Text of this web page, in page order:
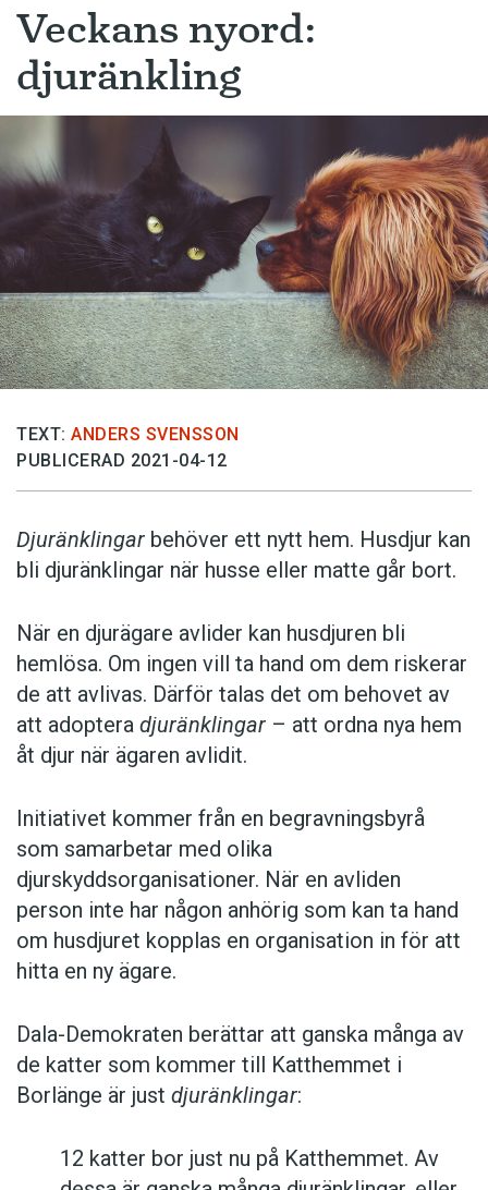
Veckans nyord:
djuränkling
TEXT: ANDERS SVENSSON
PUBLICERAD 2021-04-12
Djuränklingar behöver ett nytt hem. Husdjur kan
bli djuränklingar när husse eller matte går bort.
När en djurägare avlider kan husdjuren bli
hemlösa. Om ingen vill ta hand om dem riskerar
de att avlivas. Därför talas det om behovet av
att adoptera djuränklingar – att ordna nya hem
åt djur när ägaren avlidit.
Initiativet kommer från en begravningsbyrå
som samarbetar med olika
djurskyddsorganisationer. När en avliden
person inte har någon anhörig som kan ta hand
om husdjuret kopplas en organisation in för att
hitta en ny ägare.
Dala-Demokraten berättar att ganska många av
de katter som kommer till Katthemmet i
Borlänge är just djuränklingar:
12 katter bor just nu på Katthemmet. Av